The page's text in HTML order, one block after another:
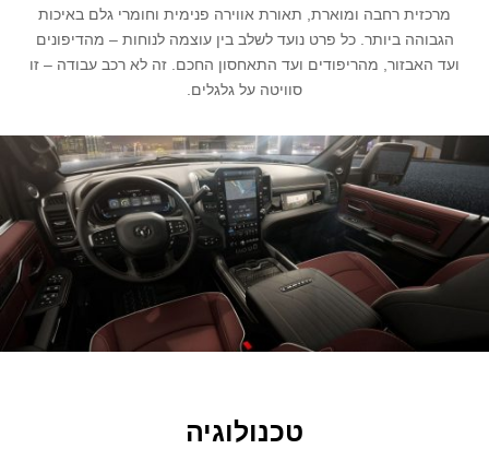
מרכזית רחבה ומוארת, תאורת אווירה פנימית וחומרי גלם באיכות
הגבוהה ביותר. כל פרט נועד לשלב בין עוצמה לנוחות – מהדיפונים
ועד האבזור, מהריפודים ועד התאחסון החכם. זה לא רכב עבודה – זו
סוויטה על גלגלים.
טכנולוגיה